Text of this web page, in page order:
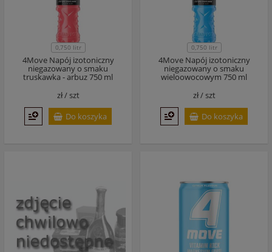
0,750 litr
4Move Napój izotoniczny
niegazowany o smaku
truskawka - arbuz 750 ml
zł /szt
Do koszyka
0,750 litr
4Move Napój izotoniczny
niegazowany o smaku
wieloowocowym 750 ml
zł /szt
Do koszyka